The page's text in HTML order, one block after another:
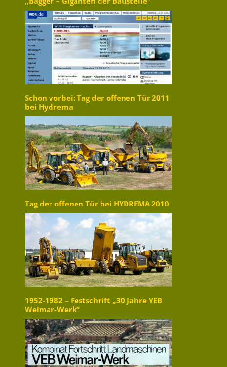
Schon vorbei: Tag der offenen Tür 2011
bei Hydrema
Tag der offenen Tür bei HYDREMA 2010
1952-1982 – Festschrift „30 Jahre VEB
Weimar-Werk“